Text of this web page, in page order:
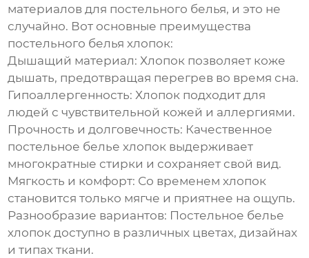
материалов для постельного белья, и это не
случайно. Вот основные преимущества
постельного белья хлопок:
Дышащий материал: Хлопок позволяет коже
дышать, предотвращая перегрев во время сна.
Гипоаллергенность: Хлопок подходит для
людей с чувствительной кожей и аллергиями.
Прочность и долговечность: Качественное
постельное белье хлопок выдерживает
многократные стирки и сохраняет свой вид.
Мягкость и комфорт: Со временем хлопок
становится только мягче и приятнее на ощупь.
Разнообразие вариантов: Постельное белье
хлопок доступно в различных цветах, дизайнах
и типах ткани.